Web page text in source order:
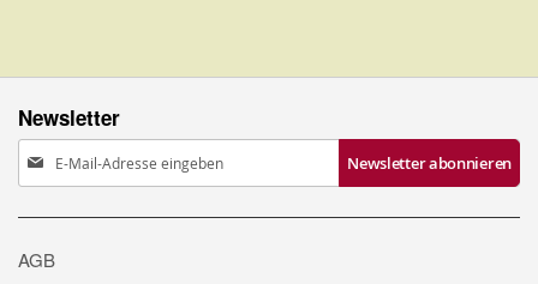
Newsletter
Anmeldung
zum
Newsletter:
Newsletter abonnieren
AGB